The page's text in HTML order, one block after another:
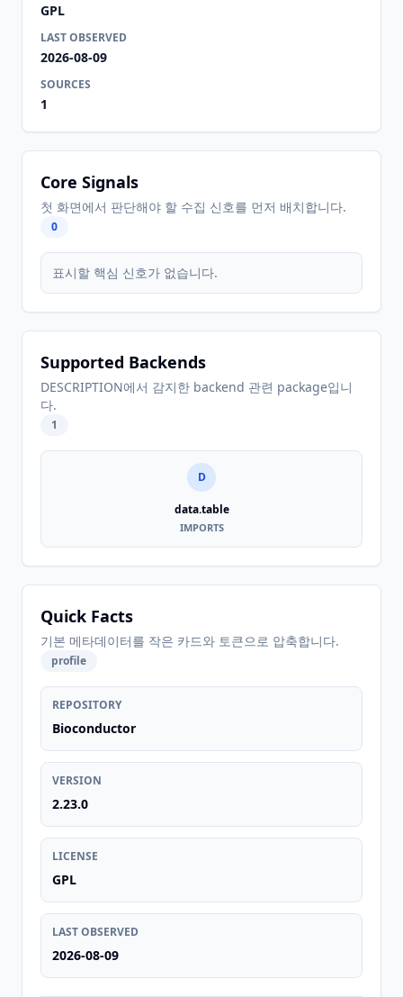
GPL
LAST OBSERVED
2026-08-09
SOURCES
1
Core Signals
첫 화면에서 판단해야 할 수집 신호를 먼저 배치합니다.
0
표시할 핵심 신호가 없습니다.
Supported Backends
DESCRIPTION에서 감지한 backend 관련 package입니
다.
1
D
data.table
IMPORTS
Quick Facts
기본 메타데이터를 작은 카드와 토큰으로 압축합니다.
profile
REPOSITORY
Bioconductor
VERSION
2.23.0
LICENSE
GPL
LAST OBSERVED
2026-08-09